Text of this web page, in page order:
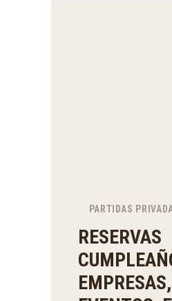
PARTIDAS
RESERVAS
EMPRESAS,